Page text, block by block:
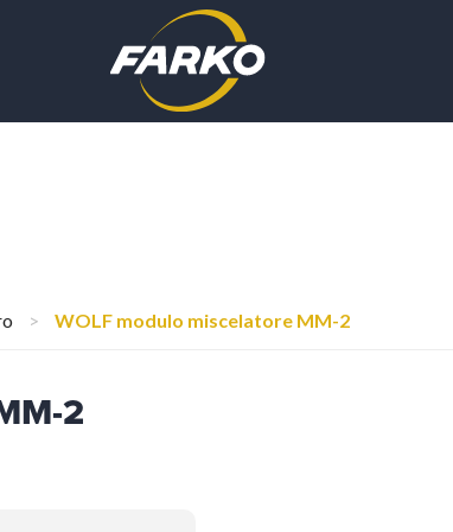
> WOLF modulo miscelatore MM-2
2